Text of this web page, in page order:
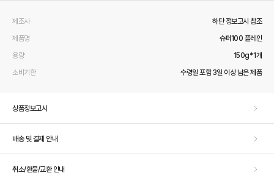
제조사
하단 정보고시 참조
제품명
슈퍼100 플레인
용량
150g*1개
소비기한
수령일 포함 3일 이상 남은 제품
상품정보고시
배송 및 결제 안내
취소/환불/교환 안내